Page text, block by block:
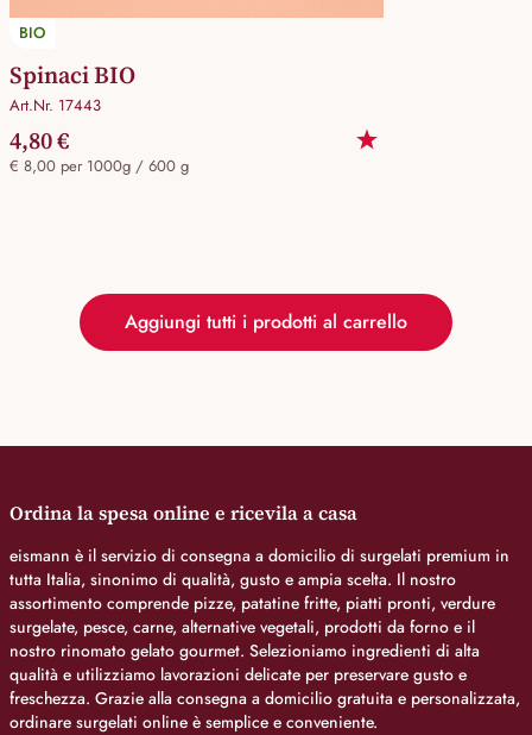
BIO
Spinaci BIO
Art.Nr. 17443
4,80 €
€ 8,00 per 1000g / 600 g
Aggiungi tutti i prodotti al carrello
Ordina la spesa online e ricevila a casa
eismann è il servizio di consegna a domicilio di surgelati premium in
tutta Italia, sinonimo di qualità, gusto e ampia scelta. Il nostro
assortimento comprende pizze, patatine fritte, piatti pronti, verdure
surgelate, pesce, carne, alternative vegetali, prodotti da forno e il
nostro rinomato gelato gourmet. Selezioniamo ingredienti di alta
qualità e utilizziamo lavorazioni delicate per preservare gusto e
freschezza. Grazie alla consegna a domicilio gratuita e personalizzata,
ordinare surgelati online è semplice e conveniente.